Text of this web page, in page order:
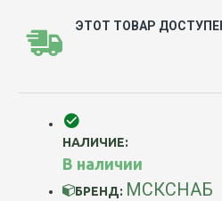
ЭТОТ ТОВАР
НАЛИЧИЕ:
В наличии
БРЕНД: МСКСНАБ